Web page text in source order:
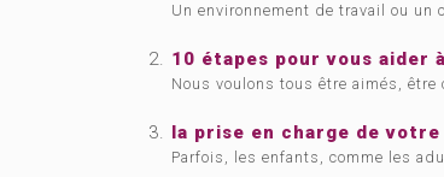
Un environnement de travail ou un
10 étapes pour vous aider
Nous voulons tous être aimés,
la prise en charge de
Parfois, les enfants, comme les